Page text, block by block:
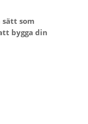
sätt som
bygga din